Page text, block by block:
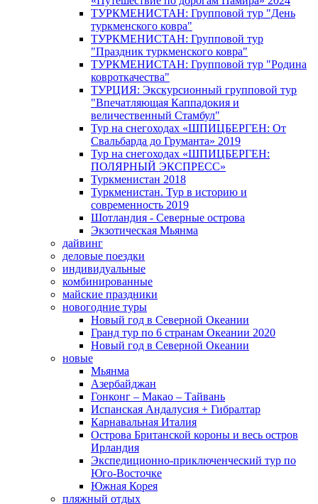
ТУРКМЕНИСТАН: Групповой тур "День
туркменского ковра"
ТУРКМЕНИСТАН: Групповой тур
"Праздник туркменского ковра"
ТУРКМЕНИСТАН: Групповой тур "Родина
ковроткачества"
ТУРЦИЯ: Экскурсионный групповой тур
"Впечатляющая Каппадокия и
величественный Стамбул"
Тур на снегоходах «ШПИЦБЕРГЕН: От
Свальбарда до Груманта» 2019
Тур на снегоходах «ШПИЦБЕРГЕН:
ПОЛЯРНЫЙ ЭКСПРЕСС»
Туркменистан 2018
Туркменистан. Тур в историю и
современность 2019
Шотландия - Северные острова
Экзотическая Мьянма
дайвинг
деловые поездки
индивидуальные
комбинированные
майские праздники
новогодние туры
Новый год в Северной Океании
Гранд тур по 6 странам Океании 2020
Новый год в Северной Океании
новые
Мьянма
Азербайджан
Гонконг – Макао – Тайвань
Испанская Андалусия + Гибралтар
Карнавальная Италия
Острова Британской короны и весь остров
Ирландия
Экспедиционно-приключенческий тур по
Юго-Восточке
Южная Корея
пляжный отдых